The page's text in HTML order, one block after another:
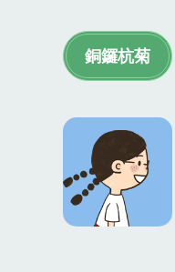
銅鑼杭菊